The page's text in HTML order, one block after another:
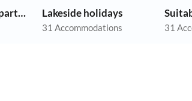
Cheap vacation apartments Lakeside holidays
31 Accommodations 31